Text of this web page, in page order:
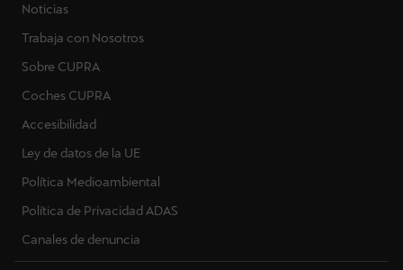
Noticias
Trabaja con Nosotros
Sobre CUPRA
Coches CUPRA
Accesibilidad
Ley de datos de la UE
Política Medioambiental
Política de Privacidad ADAS
Canales de denuncia